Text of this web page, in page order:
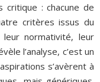
critique : chacune de
critères issus du
normativité, leur
l’analyse, c’est un
s’avèrent à